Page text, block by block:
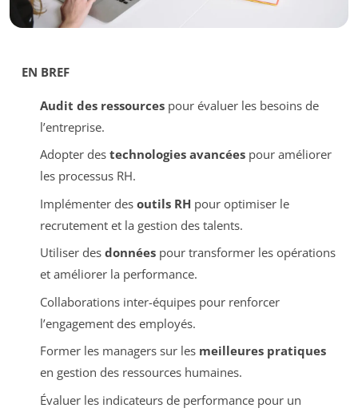
EN BREF
Audit des ressourcespour évaluer les besoins de
l’entreprise.
Adopter des technologies avancéespour améliorer
les processus RH.
Implémenter des outils RHpour optimiser le
recrutement et la gestion des talents.
Utiliser des donnéespour transformer les opérations
et améliorer la performance.
Collaborations inter-équipes pour renforcer
l’engagement des employés.
Former les managers sur les meilleures pratiques
en gestion des ressources humaines.
Évaluer les indicateurs de performance pour un